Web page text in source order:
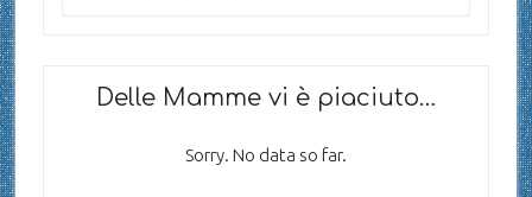
Delle Mamme vi è piaciuto…
Sorry. No data so far.